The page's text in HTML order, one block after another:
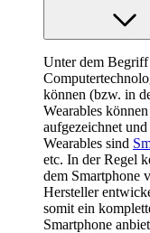
Unter dem Begriff
können (bzw. in
Wearables
aufgezeichnet
Wearables sind
etc. In der Regel
dem Smartphone
Hersteller
somit ein
Smartphone